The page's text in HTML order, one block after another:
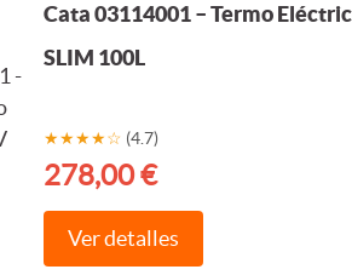
Cata 03114001 – Termo
SLIM 100L
★★★★☆ (4.7)
278,00 €
Ver detalles